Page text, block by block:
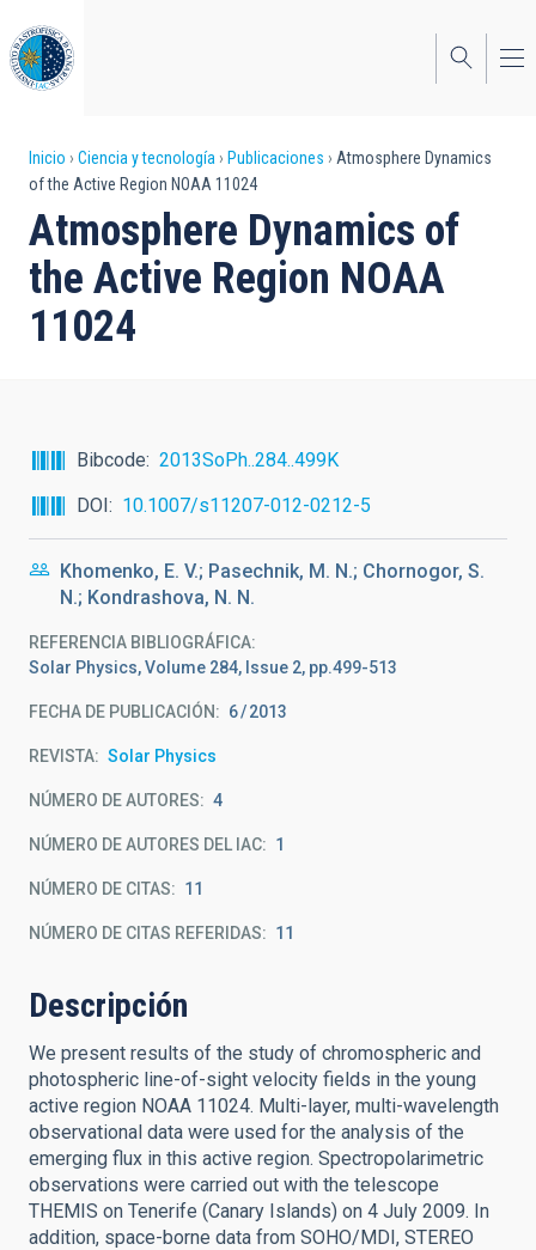
al
contenido
principal
Sobrescribir
enlaces
de
ayuda
a
Inicio Ciencia y tecnología Publicaciones
Atmosphere Dynamics
of the Active Region NOAA 11024
Atmosphere Dynamics of
the Active Region NOAA
11024
Bibcode
2013SoPh..284..499K
DOI
10.1007/s11207-012-0212-5
Khomenko, E. V.; Pasechnik, M. N.; Chornogor, S.
N.; Kondrashova, N. N.
REFERENCIA BIBLIOGRÁFICA
Solar Physics, Volume 284, Issue 2, pp.499-513
FECHA DE PUBLICACIÓN: 6 2013
REVISTA Solar Physics
NÚMERO DE AUTORES 4
NÚMERO DE AUTORES DEL IAC 1
NÚMERO DE CITAS 11
NÚMERO DE CITAS REFERIDAS 11
Descripción
We present results of the study of chromospheric and
photospheric line-of-sight velocity fields in the young
active region NOAA 11024. Multi-layer, multi-wavelength
observational data were used for the analysis of the
emerging flux in this active region. Spectropolarimetric
observations were carried out with the telescope
THEMIS on Tenerife (Canary Islands) on 4 July 2009. In
addition, space-borne data from SOHO/MDI, STEREO